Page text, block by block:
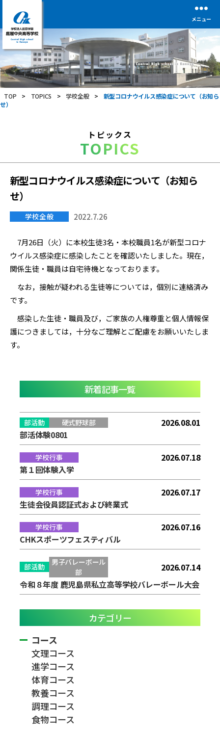
学
校
法
人
前
田
学
高
等
学
校
メニュー
TOP > TOPICS > 学校全般 >
新型コロナウイルス感染症について（お知ら
せ）
トピックス
TOPICS
新型コロナウイルス感染症について（お知ら
せ）
学校全般 2022.7.26
7月26日（火）に本校生徒3名・本校職員1名が新型コロナ
ウイルス感染症に感染したことを確認いたしました。現在，
関係生徒・職員は自宅待機となっております。
なお，接触が疑われる生徒等については，個別に連絡済み
です。
感染した生徒・職員及び，ご家族の人権尊重と個人情報保
護につきましては，十分なご理解とご配慮をお願いいたしま
す。
新着記事一覧
部活動 硬式野球部
2026.08.01
部活体験0801
学校行事
2026.07.18
第１回体験入学
学校行事
2026.07.17
生徒会役員認証式および終業式
学校行事
2026.07.16
CHKスポーツフェスティバル
部活動
男子バレーボール
部
2026.07.14
令和８年度 鹿児島県私立高等学校バレーボール大会
カテゴリー
コース
文理コース
進学コース
体育コース
教養コース
調理コース
食物コース